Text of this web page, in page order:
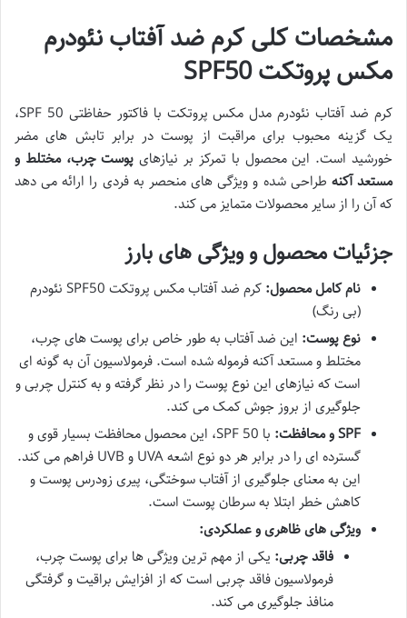
مشخصات کلی کرم ضد آفتاب نئودرم
مکس پروتکت SPF50
کرم ضد آفتاب نئودرم مدل مکس پروتکت با فاکتور حفاظتی SPF 50،
یک گزینه محبوب برای مراقبت از پوست در برابر تابش های مضر
خورشید است. این محصول با تمرکز بر نیازهای پوست چرب، مختلط و
مستعد آکنه طراحی شده و ویژگی های منحصر به فردی را ارائه می دهد
که آن را از سایر محصولات متمایز می کند.
جزئیات محصول و ویژگی های بارز
نام کامل محصول:
کرم ضد آفتاب مکس پروتکت SPF50 نئودرم
(بی رنگ)
نوع پوست: این ضد آفتاب به طور خاص برای پوست های چرب،
مختلط و مستعد آکنه فرموله شده است. فرمولاسیون آن به گونه ای
است که نیازهای این نوع پوست را در نظر گرفته و به کنترل چربی و
جلوگیری از بروز جوش کمک می کند.
SPF و محافظت:
با SPF 50، این محصول محافظت بسیار قوی و
گسترده ای را در برابر هر دو نوع اشعه UVA و UVB فراهم می کند.
این به معنای جلوگیری از آفتاب سوختگی، پیری زودرس پوست و
کاهش خطر ابتلا به سرطان پوست است.
ویژگی های ظاهری و عملکردی:
فاقد چربی: یکی از مهم ترین ویژگی ها برای پوست چرب،
فرمولاسیون فاقد چربی است که از افزایش براقیت و گرفتگی
منافذ جلوگیری می کند.